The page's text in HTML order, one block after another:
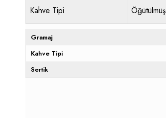
Kahve Tipi Öğütülmüş
Gramaj
Kahve Tipi
Sertik